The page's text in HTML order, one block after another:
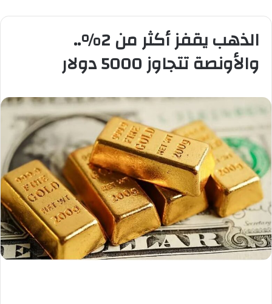
الذهب يقفز أكثر من 2%..
والأونصة تتجاوز 5000 دولار